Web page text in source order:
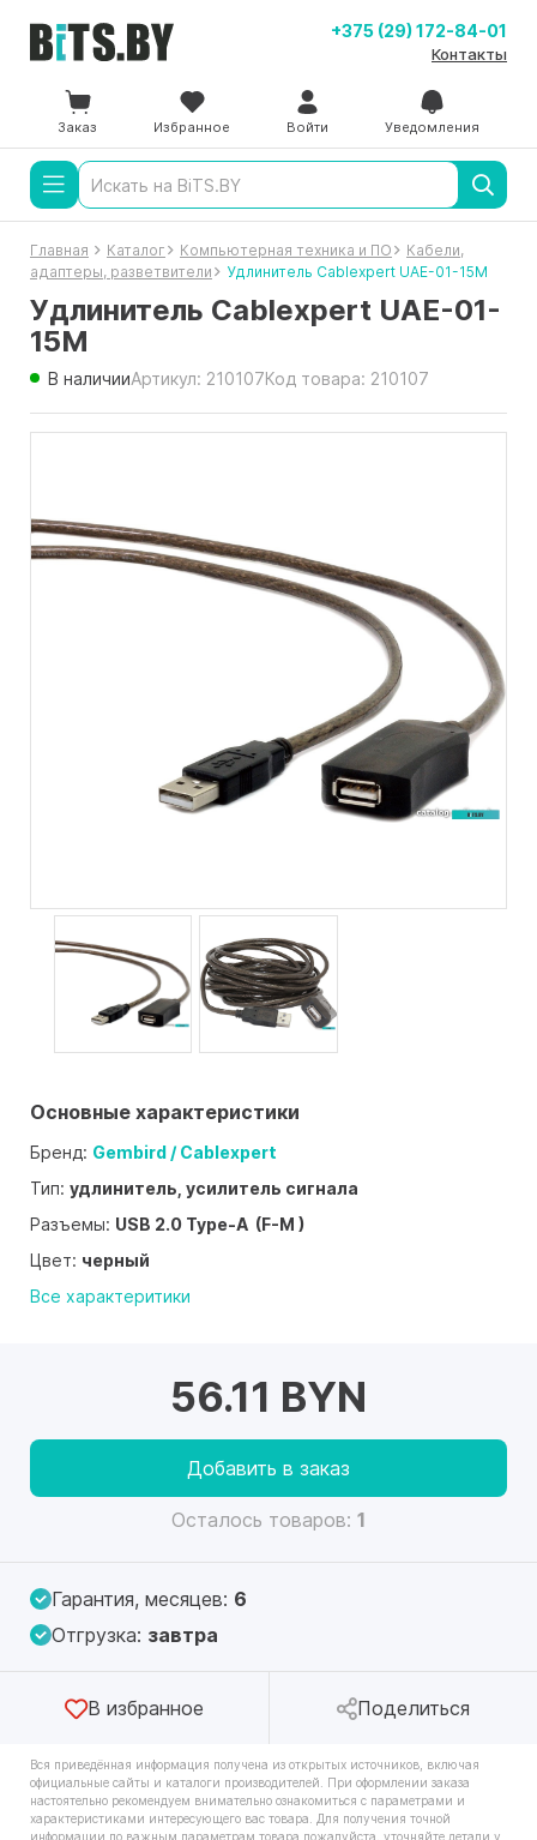
+375 (29) 172-84-01
Контакты
Заказ Избранное Войти Уведомления
Главная Каталог Компьютерная техника и ПО
Кабели,
адаптеры, разветвители
Удлинитель Cablexpert UAE-01-15M
Удлинитель Cablexpert UAE-01-
15M
В наличииАртикул: 210107Код товара: 210107
Основные характеристики
Бренд: Gembird / Cablexpert
Тип: удлинитель, усилитель сигнала
Разъемы: USB 2.0 Type-A (F-M )
Цвет: черный
Все характеритики
56.11 BYN
Добавить в заказ
Осталось товаров: 1
Гарантия, месяцев: 6
Отгрузка: завтра
В избранное Поделиться
Вся приведённая информация получена из открытых источников, включая
официальные сайты и каталоги производителей. При оформлении заказа
настоятельно рекомендуем внимательно ознакомиться с параметрами и
характеристиками интересующего вас товара. Для получения точной
информации по важным параметрам товара пожалуйста, уточняйте детали у